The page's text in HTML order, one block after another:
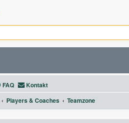
FAQ Kontakt
Players & Coaches Teamzone